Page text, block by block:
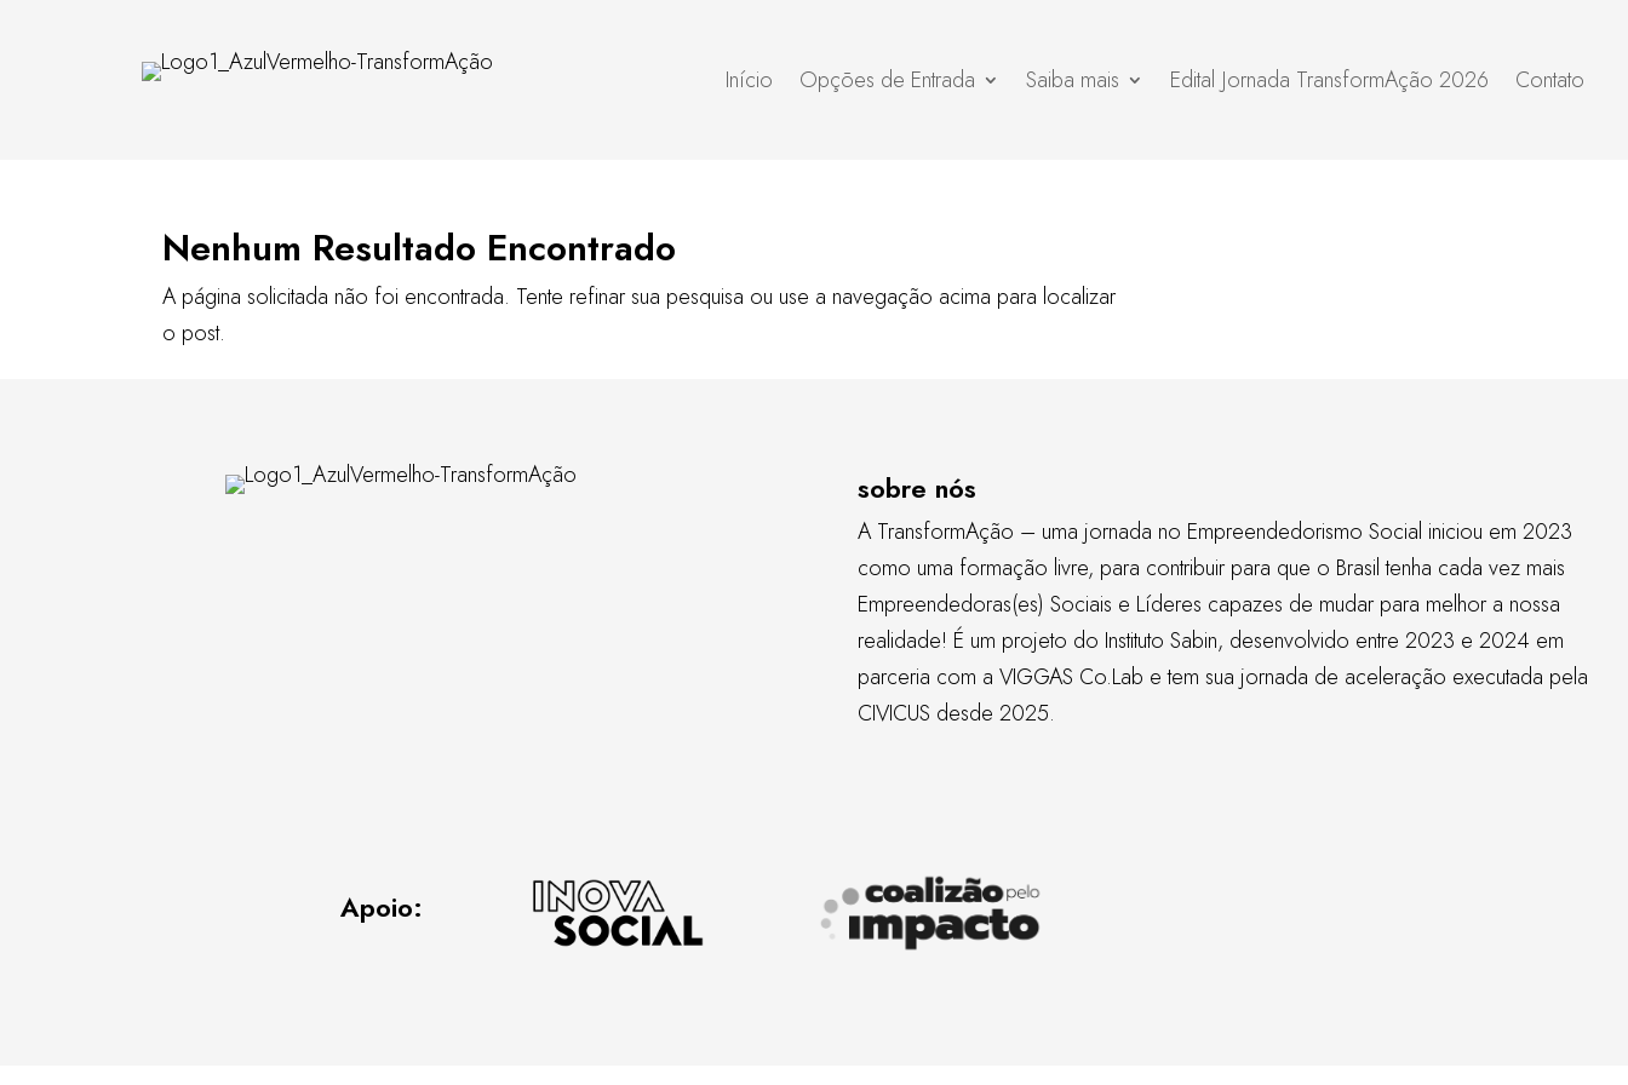
Início Opções de Entrada Saiba mais Edital Jornada TransformAção 2026 Contato
Nenhum Resultado Encontrado
A página solicitada não foi encontrada. Tente refinar sua pesquisa ou use a navegação acima para localizar
o post.
sobre nós
A TransformAção – uma jornada no Empreendedorismo Social iniciou em 2023
como uma formação livre, para contribuir para que o Brasil tenha cada vez mais
Empreendedoras(es) Sociais e Líderes capazes de mudar para melhor a nossa
realidade! É um projeto do Instituto Sabin, desenvolvido entre 2023 e 2024 em
parceria com a VIGGAS Co.Lab e tem sua jornada de aceleração executada pela
CIVICUS desde 2025.
Apoio: